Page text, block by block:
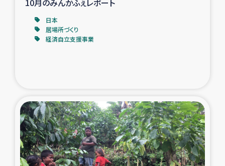
10月のみんかふぇレポート
日本
居場所づくり
経済自立支援事業